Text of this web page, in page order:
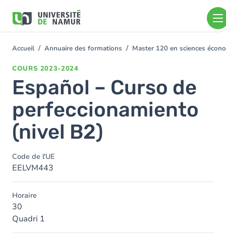
contenu
You
Accueil Annuaire des formations Master 120 en sciences
COURS 2023-2024
Español – Curso de
perfeccionamiento
(nivel B2)
Code de l'UE
EELVM443
Horaire
30
Quadri 1